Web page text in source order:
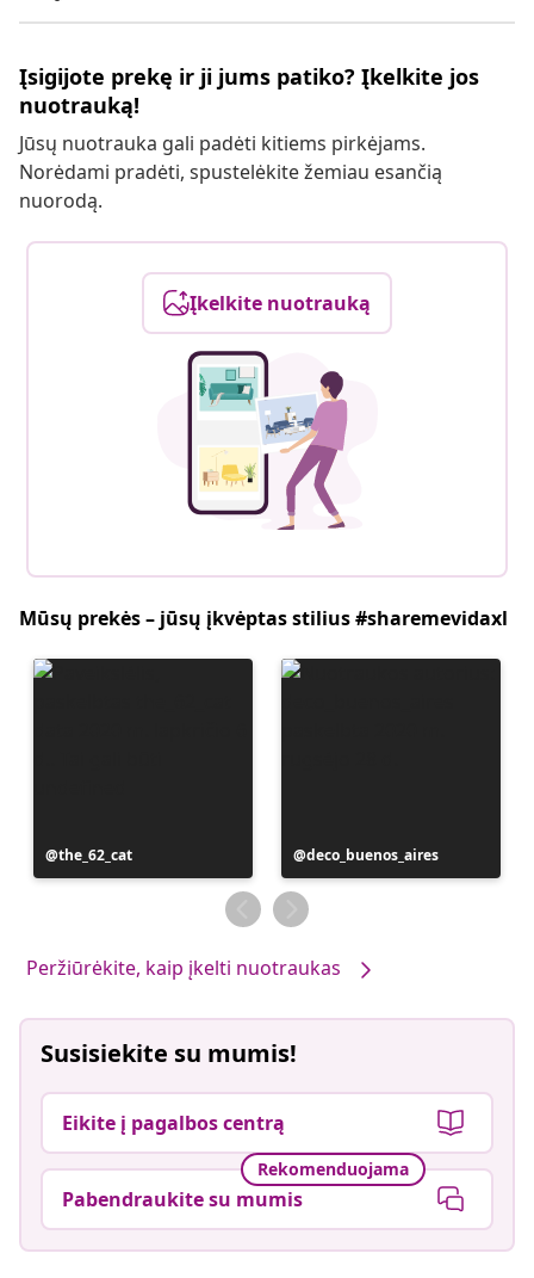
Įsigijote prekę ir ji jums patiko? Įkelkite jos
nuotrauką!
Jūsų nuotrauka gali padėti kitiems pirkėjams.
Norėdami pradėti, spustelėkite žemiau esančią
nuorodą.
Įkelkite nuotrauką
Mūsų prekės – jūsų įkvėptas stilius #sharemevidaxl
Įrašą
paskelbė
the_62_cat
Įrašą
paskelbė
deco_buenos_aires
Peržiūrėkite, kaip įkelti nuotraukas
Susisiekite su mumis!
Eikite į pagalbos centrą
Rekomenduojama
Pabendraukite su mumis